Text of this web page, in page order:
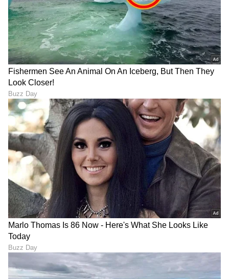
ನಾನು ಏಷ್ಯಾನೆಟ್ ಸುವರ್ಣ ನ್ಯೂಸ್.ಕಾಂನಲ್ಲಿ ಮುಖ್ಯ
ಉಪಸಂಪಾದಕ. ಉತ್ತರ ಕನ್ನಡ ಜಿಲ್ಲೆಯ ಭಟ್ಕಳದವನು. 13
ವರ್ಷಗಳಿಂದಲೂ ಮಾಧ್ಯಮದಲ್ಲಿದ್ದೇನೆ. ಉಜಿರೆಯ ಎಸ್‌ಡಿಎಂ
ಕಾಲೇಜಿನಲ್ಲಿ ಪತ್ರಿಕೋದ್ಯಮ ಪದವಿ. ಹೊಸದಿಗಂತದ ಮೂಲಕ
ಮಾಧ್ಯಮ ಜಗತ್ತಿಗೆ ಕಾಲಿಟ್ಟವನು. ಕ್ರೀಡಾ ವರದಿಯಲ್ಲಿ ಹೆಚ್ಚು ಆಸಕ್ತಿ.
ಆದರೆ, ಡಿಜಿಟಲ್ ಮಾಧ್ಯಮ ಎಲ್ಲ ವಿಷಯದಲ್ಲೂ ಪಳಗಿಸಿದೆ.
ವಿಜಯವಾಣಿ, ಸ್ಟಾರ್‌ ಸ್ಪೋರ್ಟ್ಸ್‌ನಲ್ಲಿ ಕೆಲಸ ಮಾಡಿದ್ದೇನೆ. ಓದು,
ಪ್ರವಾಸ ನೆಚ್ಚಿನ ಹವ್ಯಾಸ
ಬಿಸಿಸಿಐ ಐಪಿಎಲ್ ಕ್ರಿಕೆಟ್ ಟೀಮ್ ಇಂಡಿಯಾ ಕ್ರೀಡೆಗಳು
DOWNLOAD APP